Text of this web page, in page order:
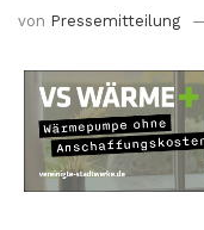
von Pressemitteilung